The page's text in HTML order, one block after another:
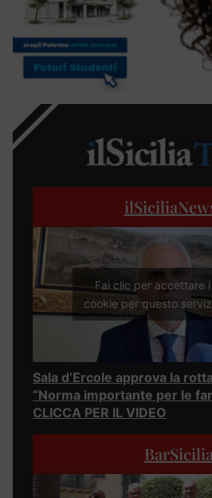
Fai clic per accettare i
cookie per questo
Sala d’Ercole approva la
“Norma importante per le
CLICCA PER IL VIDEO
BarSicilia